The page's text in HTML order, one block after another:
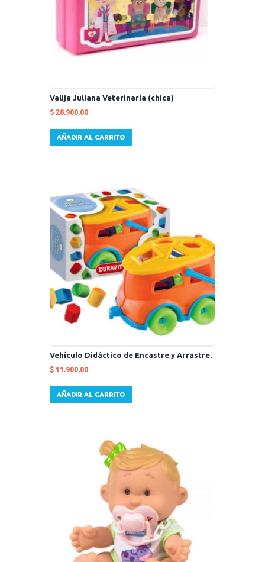
Valija Juliana Veterinaria (chica)
$ 28.900,00
AÑADIR AL CARRITO
Vehículo Didáctico de Encastre y Arrastre.
$ 11.900,00
AÑADIR AL CARRITO